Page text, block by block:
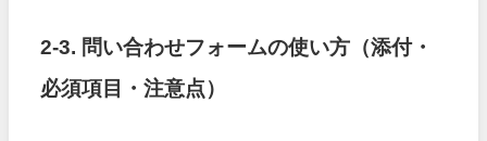
2-3. 問い合わせフォームの使い方（添付・
必須項目・注意点）